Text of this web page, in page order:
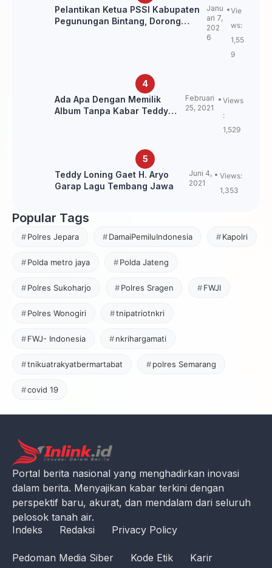
Pelantikan Ketua PSSI Kabupaten
Pegunungan Bintang, Dorong
Janu
ari 7,
202
6
Vie
ws:
1,55
9
Ada Apa Dengan Memilik
Album Tanpa Kabar Teddy
Februari
25, 2021
Views
:
1,529
Teddy Loning Gaet H. Aryo
Garap Lagu Tembang Jawa
Juni 4,
2021
Views:
1,353
Popular Tags
Polres Jepara DamaiPemiluIndonesia Kapolri
Polda metro jaya Polda Jateng
Polres Sukoharjo Polres Sragen FWJI
Polres Wonogiri tnipatriotnkri
FWJ- Indonesia nkrihargamati
tnikuatrakyatbermartabat polres Semarang
covid 19
Portal berita nasional yang menghadirkan inovasi
dalam berita. Menyajikan kabar terkini dengan
perspektif baru, akurat, dan mendalam dari seluruh
pelosok tanah air.
Indeks
Redaksi Privacy Policy
Pedoman Media Siber Kode Etik Karir